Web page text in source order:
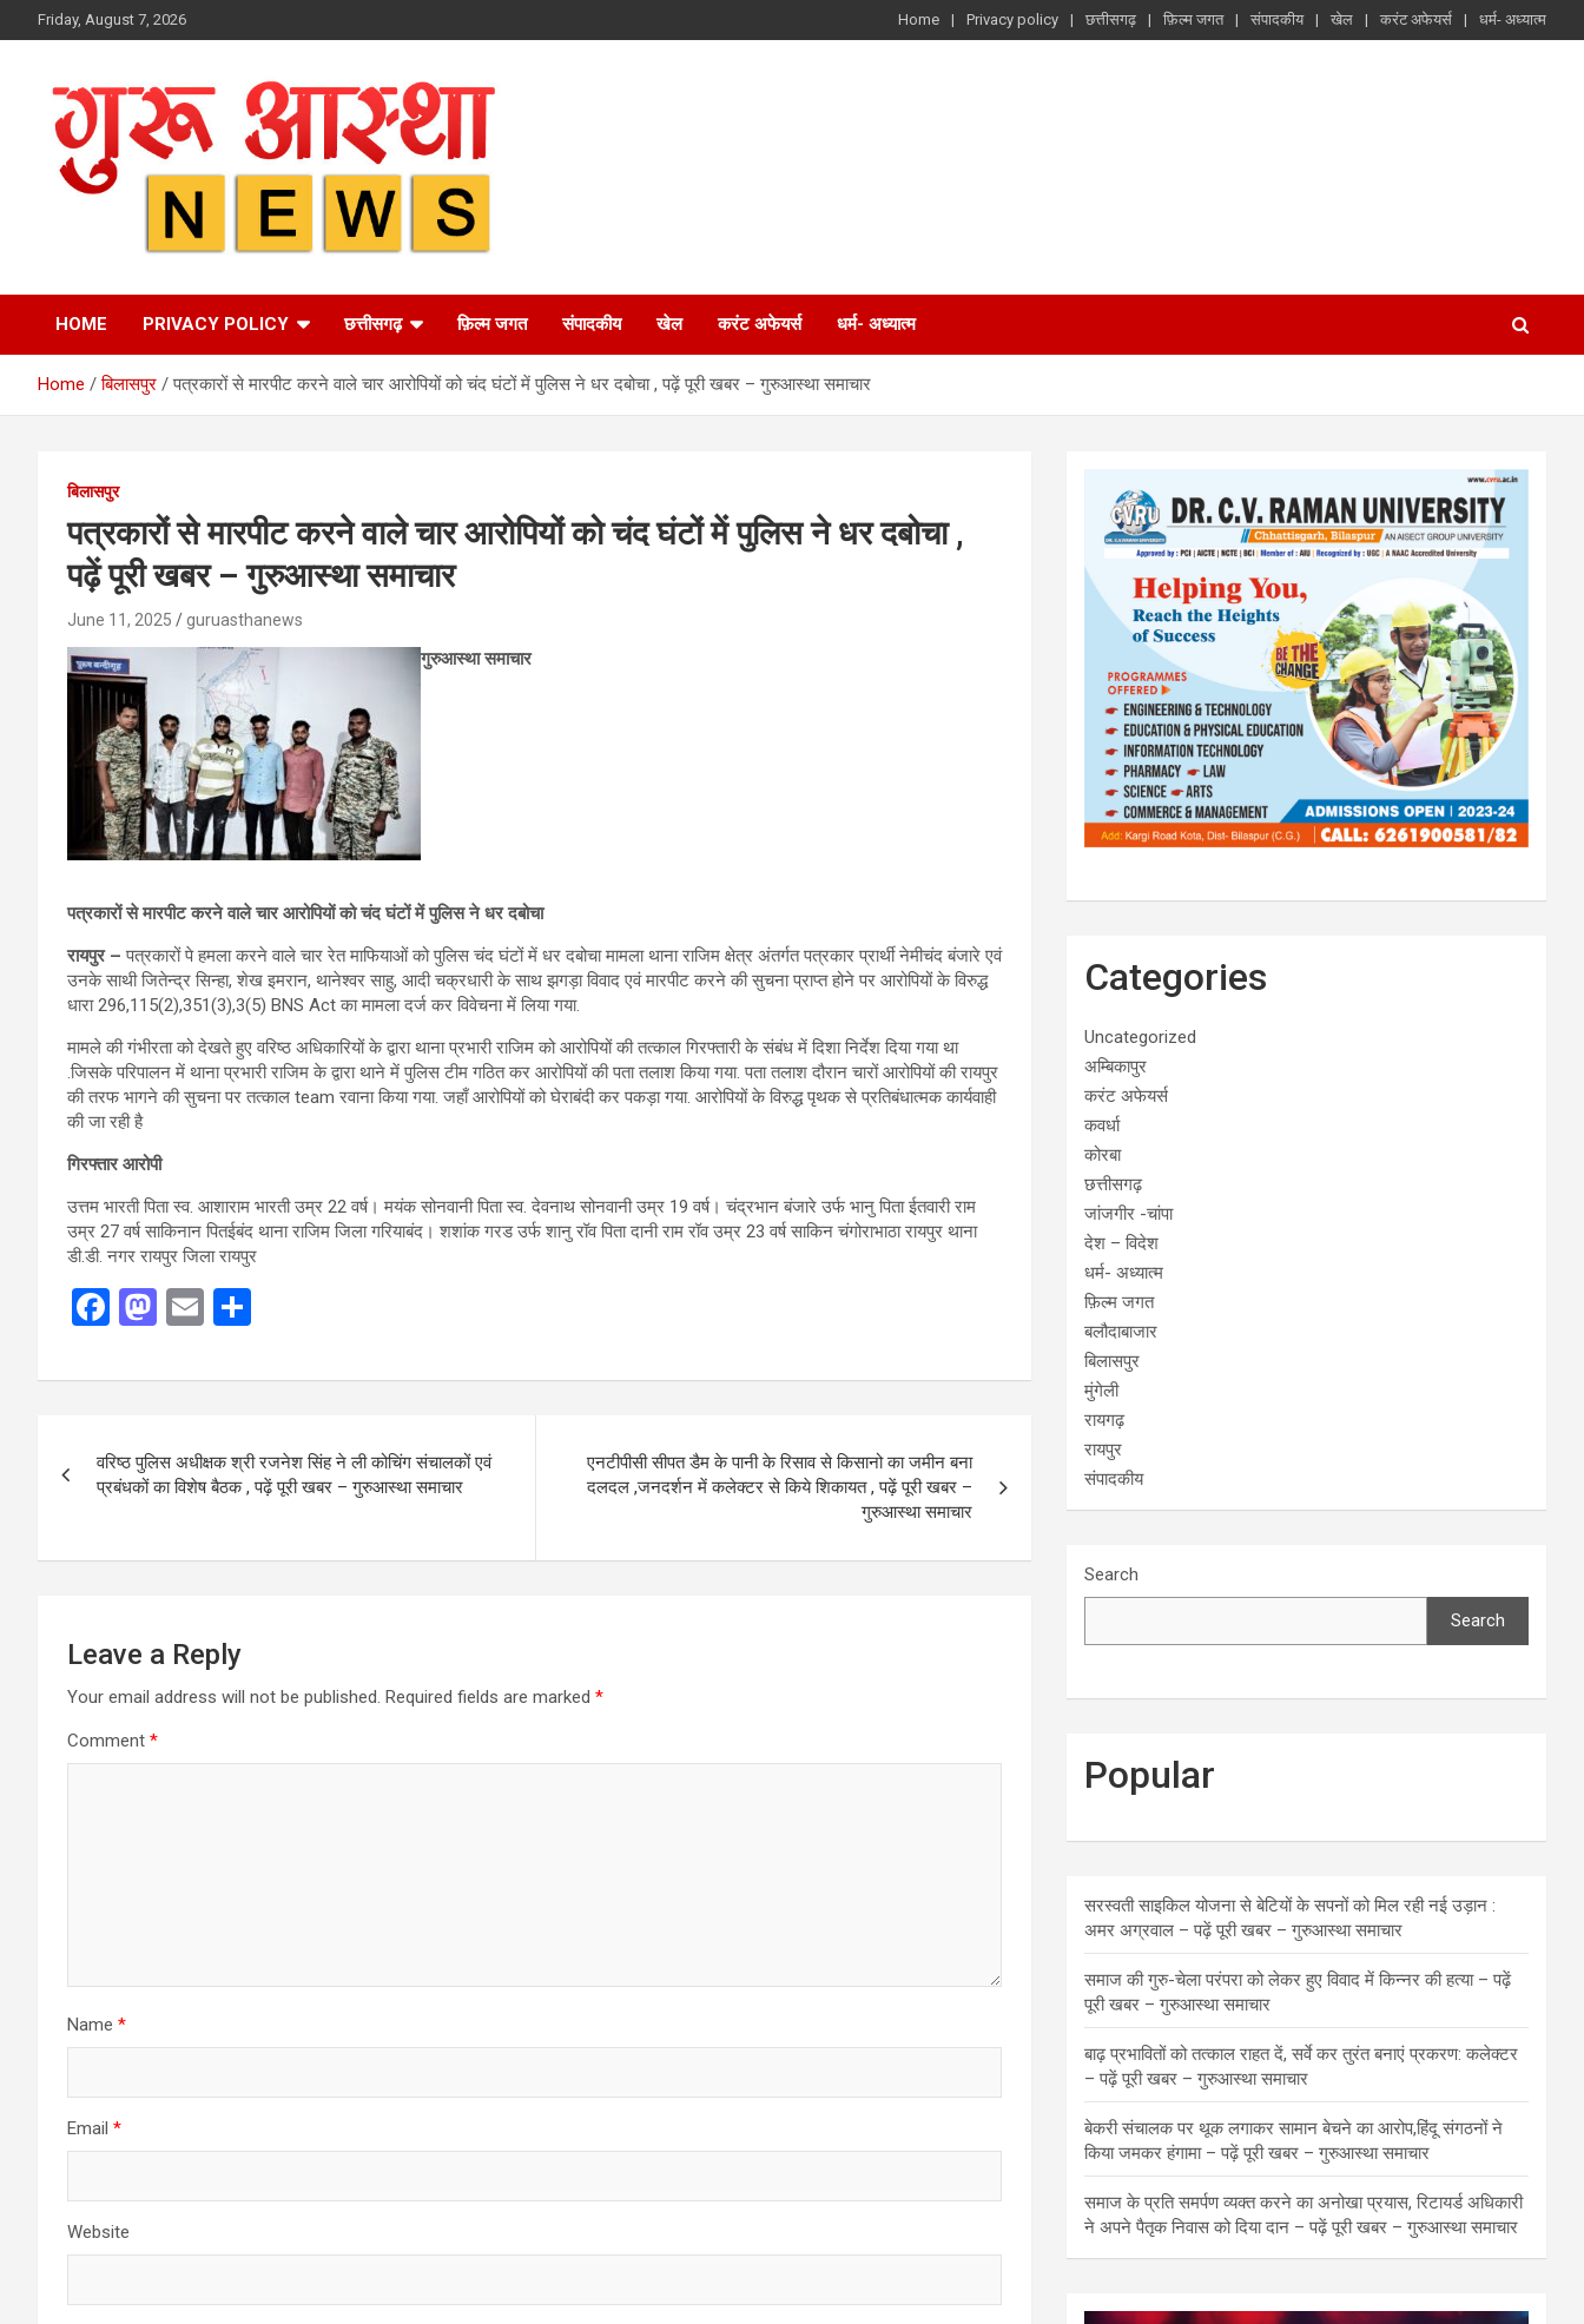
to
Friday, August 7, 2026 Home Privacy policy छत्तीसगढ़ फ़िल्म जगत संपादकीय खेल करंट अफेयर्स धर्म- अध्यात्म
HOME PRIVACY POLICY छत्तीसगढ़ फ़िल्म जगत संपादकीय खेल करंट अफेयर्स धर्म- अध्यात्म
Home बिलासपुर पत्रकारों से मारपीट करने वाले चार आरोपियों को चंद घंटों में पुलिस ने धर दबोचा , पढ़ें पूरी खबर – गुरुआस्था समाचार
बिलासपुर
पत्रकारों से मारपीट करने वाले चार आरोपियों को चंद घंटों में पुलिस ने धर दबोचा ,
पढ़ें पूरी खबर – गुरुआस्था समाचार
June 11, 2025 guruasthanews
गुरुआस्था समाचार
पत्रकारों से मारपीट करने वाले चार आरोपियों को चंद घंटों में पुलिस ने धर दबोचा
रायपुर – पत्रकारों पे हमला करने वाले चार रेत माफियाओं को पुलिस चंद घंटों में धर दबोचा मामला थाना राजिम क्षेत्र अंतर्गत पत्रकार प्रार्थी नेमीचंद बंजारे एवं
उनके साथी जितेन्द्र सिन्हा, शेख इमरान, थानेश्वर साहु, आदी चक्रधारी के साथ झगड़ा विवाद एवं मारपीट करने की सुचना प्राप्त होने पर आरोपियों के विरुद्ध
धारा 296,115(2),351(3),3(5) BNS Act का मामला दर्ज कर विवेचना में लिया गया.
मामले की गंभीरता को देखते हुए वरिष्ठ अधिकारियों के द्वारा थाना प्रभारी राजिम को आरोपियों की तत्काल गिरफ्तारी के संबंध में दिशा निर्देश दिया गया था
.जिसके परिपालन में थाना प्रभारी राजिम के द्वारा थाने में पुलिस टीम गठित कर आरोपियों की पता तलाश किया गया. पता तलाश दौरान चारों आरोपियों की रायपुर
की तरफ भागने की सुचना पर तत्काल team रवाना किया गया. जहाँ आरोपियों को घेराबंदी कर पकड़ा गया. आरोपियों के विरुद्ध पृथक से प्रतिबंधात्मक कार्यवाही
की जा रही है
गिरफ्तार आरोपी
उत्तम भारती पिता स्व. आशाराम भारती उम्र 22 वर्ष। मयंक सोनवानी पिता स्व. देवनाथ सोनवानी उम्र 19 वर्ष। चंद्रभान बंजारे उर्फ भानु पिता ईतवारी राम
उम्र 27 वर्ष साकिनान पितईबंद थाना राजिम जिला गरियाबंद। शशांक गरड उर्फ शानु रॉव पिता दानी राम रॉव उम्र 23 वर्ष साकिन चंगोराभाठा रायपुर थाना
डी.डी. नगर रायपुर जिला रायपुर
F
ce
o
o
M
st
d
o
E
ail ar
navigation
वरिष्ठ पुलिस अधीक्षक श्री रजनेश सिंह ने ली कोचिंग संचालकों एवं
प्रबंधकों का विशेष बैठक , पढ़ें पूरी खबर – गुरुआस्था समाचार
एनटीपीसी सीपत डैम के पानी के रिसाव से किसानो का जमीन बना
दलदल ,जनदर्शन में कलेक्टर से किये शिकायत , पढ़ें पूरी खबर –
गुरुआस्था समाचार
Leave a Reply
Your email address will not be published. Required fields are marked *
Comment *
Name *
Email *
Website
Categories
Uncategorized
अम्बिकापुर
करंट अफेयर्स
कवर्धा
कोरबा
छत्तीसगढ़
जांजगीर -चांपा
देश – विदेश
धर्म- अध्यात्म
फ़िल्म जगत
बलौदाबाजार
बिलासपुर
मुंगेली
रायगढ़
रायपुर
संपादकीय
Search
Search
Popular
सरस्वती साइकिल योजना से बेटियों के सपनों को मिल रही नई उड़ान :
अमर अग्रवाल – पढ़ें पूरी खबर – गुरुआस्था समाचार
समाज की गुरु-चेला परंपरा को लेकर हुए विवाद में किन्नर की हत्या – पढ़ें
पूरी खबर – गुरुआस्था समाचार
बाढ़ प्रभावितों को तत्काल राहत दें, सर्वे कर तुरंत बनाएं प्रकरण: कलेक्टर
– पढ़ें पूरी खबर – गुरुआस्था समाचार
बेकरी संचालक पर थूक लगाकर सामान बेचने का आरोप,हिंदू संगठनों ने
किया जमकर हंगामा – पढ़ें पूरी खबर – गुरुआस्था समाचार
समाज के प्रति समर्पण व्यक्त करने का अनोखा प्रयास, रिटायर्ड अधिकारी
ने अपने पैतृक निवास को दिया दान – पढ़ें पूरी खबर – गुरुआस्था समाचार